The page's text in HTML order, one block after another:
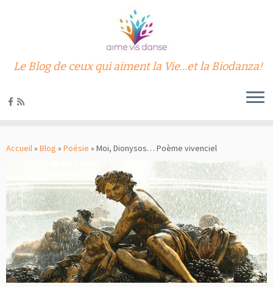
au
Le Blog de ceux qui aiment la Vie…et la Biodanza!
Accueil» Blog » Poésie » Moi, Dionysos… Poème vivenciel